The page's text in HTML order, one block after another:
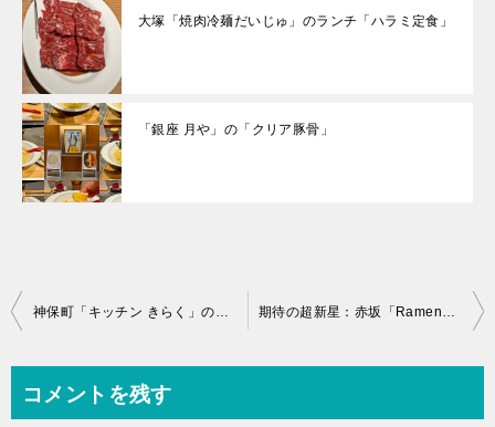
大塚「焼肉冷麺だいじゅ」のランチ「ハラミ定食」
「銀座 月や」の「クリア豚骨」
投
ビ
神保町「キッチン きらく」の「せりかしわ中華そば」と「黄色い半カレー」 期待の超新星：赤坂「Ramen翡翠」の「特製醤油ラーメン」と「選べる木桶醤油卵かけご飯」
コメントを残す